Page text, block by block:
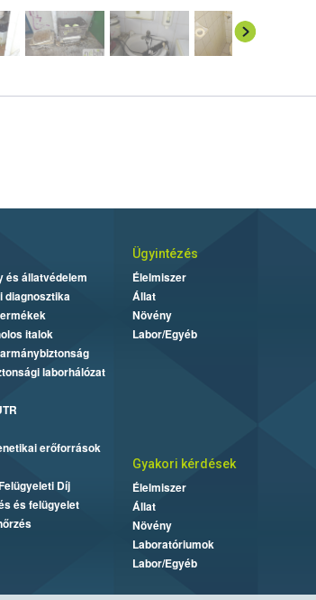
és állatvédelem
diagnosztika
italok
laborhálózat
erőforrások
Díj
és felügyelet
Ügyintézés
Élelmiszer
Állat
Növény
Labor/Egyéb
Gyakori kérdések
Élelmiszer
Állat
Növény
Laboratóriumok
Labor/Egyéb